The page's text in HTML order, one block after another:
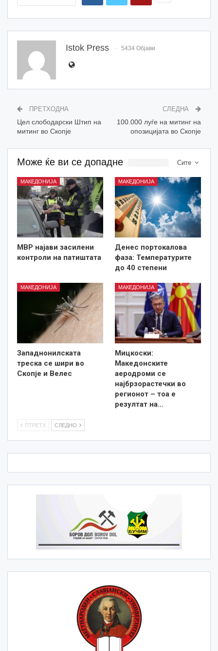
Istok Press 5434 Објави
ПРЕТХОДНА
Цел слободарски Штип на
митинг во Скопје
СЛЕДНА
100.000 луѓе на митинг на
опозицијата во Скопје
Сите
Може ќе ви се допадне
МАКЕДОНИЈА
МВР најави засилени
контроли на патиштата
МАКЕДОНИЈА
Денес портокалова
фаза: Температурите
до 40 степени
МАКЕДОНИЈА
Западнонилската
треска се шири во
Скопје и Велес
МАКЕДОНИЈА
Мицкоски:
Македонските
аеродроми се
најбрзорастечки во
регионот – тоа е
резултат на…
ПТРЕТХ СЛЕДНО